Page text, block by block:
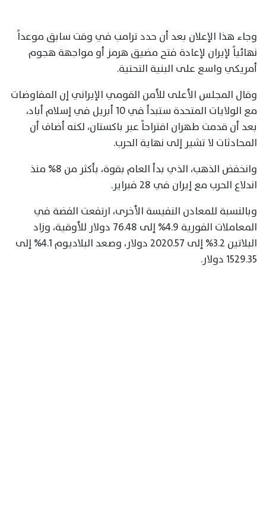
وجاء هذا الإعلان بعد أن حدد ترامب في وقت سابق موعداً
نهائياً لإيران لإعادة فتح مضيق هرمز أو مواجهة هجوم
أمريكي واسع على البنية التحتية.
وقال المجلس الأعلى للأمن القومي الإيراني إن المفاوضات
مع الولايات المتحدة ستبدأ في 10 أبريل في إسلام أباد،
بعد أن قدمت طهران اقتراحاً عبر باكستان، لكنه أضاف أن
المحادثات لا تشير إلى نهاية الحرب.
وانخفض الذهب، الذي بدأ العام بقوة، بأكثر من 8% منذ
اندلاع الحرب مع إيران في 28 فبراير.
وبالنسبة للمعادن النفيسة الأخرى، ارتفعت الفضة في
المعاملات الفورية 4.9% إلى 76.48 دولار للأوقية، وزاد
البلاتين 3.2% إلى 2020.57 دولار، وصعد البلاديوم 4.1% إلى
1529.35 دولار.